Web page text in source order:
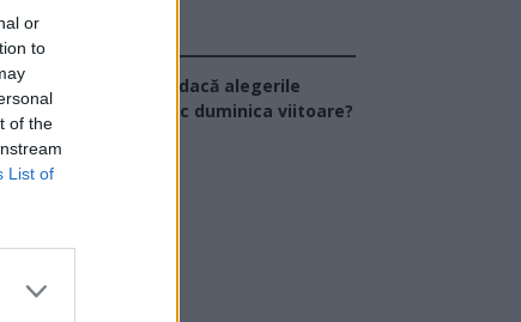
or
to
of the
List of
Ce partid ați vota dacă alegerile
ar avea loc duminica viitoare?
USR